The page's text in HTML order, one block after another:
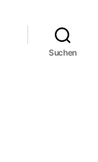
Suchen